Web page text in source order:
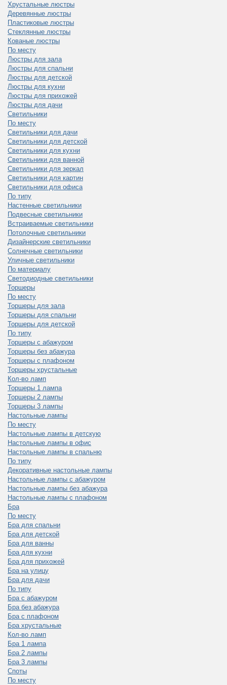
Хрустальные люстры
Деревянные люстры
Пластиковые люстры
Стеклянные люстры
Кованые люстры
По месту
Люстры для зала
Люстры для спальни
Люстры для детской
Люстры для кухни
Люстры для прихожей
Люстры для дачи
Светильники
По месту
Светильники для дачи
Светильники для детской
Светильники для кухни
Светильники для ванной
Светильники для зеркал
Светильники для картин
Светильники для офиса
По типу
Настенные светильники
Подвесные светильники
Встраиваемые светильники
Потолочные светильники
Дизайнерские светильники
Солнечные светильники
Уличные светильники
По материалу
Светодиодные светильники
Торшеры
По месту
Торшеры для зала
Торшеры для спальни
Торшеры для детской
По типу
Торшеры с абажуром
Торшеры без абажура
Торшеры с плафоном
Торшеры хрустальные
Кол-во ламп
Торшеры 1 лампа
Торшеры 2 лампы
Торшеры 3 лампы
Настольные лампы
По месту
Настольные лампы в детскую
Настольные лампы в офис
Настольные лампы в спальню
По типу
Декоративные настольные лампы
Настольные лампы с абажуром
Настольные лампы без абажура
Настольные лампы с плафоном
Бра
По месту
Бра для спальни
Бра для детской
Бра для ванны
Бра для кухни
Бра для прихожей
Бра на улицу
Бра для дачи
По типу
Бра с абажуром
Бра без абажура
Бра с плафоном
Бра хрустальные
Кол-во ламп
Бра 1 лампа
Бра 2 лампы
Бра 3 лампы
Споты
По месту